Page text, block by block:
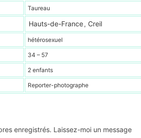
Taureau
Hauts-de-France , Creil
hétérosexuel
34 – 57
2 enfants
Reporter-photographe
enregistrés. Laissez-moi un message